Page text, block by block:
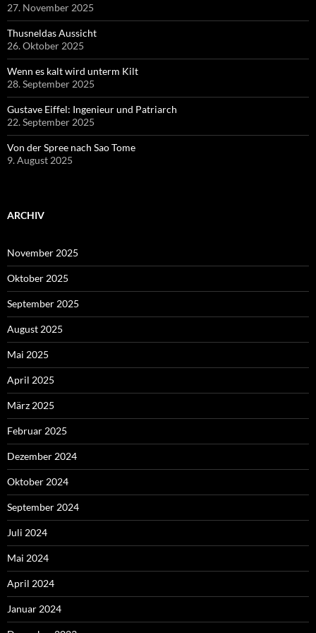
27. November 2025
Thusneldas Aussicht
26. Oktober 2025
Wenn es kalt wird unterm Kilt
28. September 2025
Gustave Eiffel: Ingenieur und Patriarch
22. September 2025
Von der Spree nach Sao Tome
9. August 2025
ARCHIV
November 2025
Oktober 2025
September 2025
August 2025
Mai 2025
April 2025
März 2025
Februar 2025
Dezember 2024
Oktober 2024
September 2024
Juli 2024
Mai 2024
April 2024
Januar 2024